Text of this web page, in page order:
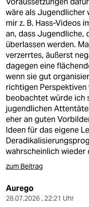
wäre als Jugendlicher
mir z. B. Hass-Videos
an, dass Jugendliche,
überlassen werden.
verzerrtes, äußerst
dagegen eine
wenn sie gut
richtigen
beobachtet würde ich
jugendlichen
eher an guten
Ideen für das eigene
wahrscheinlich wieder
zum Beitrag
Aurego
28.07.2026 , 22:21 Uhr